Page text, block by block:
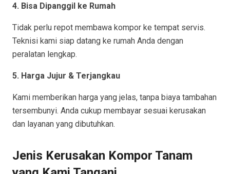
4. Bisa Dipanggil ke Rumah
Tidak perlu repot membawa kompor ke tempat servis.
Teknisi kami siap datang ke rumah Anda dengan
peralatan lengkap.
5. Harga Jujur & Terjangkau
Kami memberikan harga yang jelas, tanpa biaya tambahan
tersembunyi. Anda cukup membayar sesuai kerusakan
dan layanan yang dibutuhkan.
Jenis Kerusakan Kompor Tanam